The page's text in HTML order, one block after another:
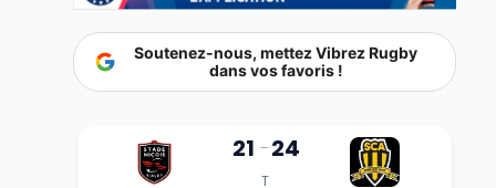
Soutenez-nous, mettez Vibrez Rugby
dans vos favoris !
21 -24
T